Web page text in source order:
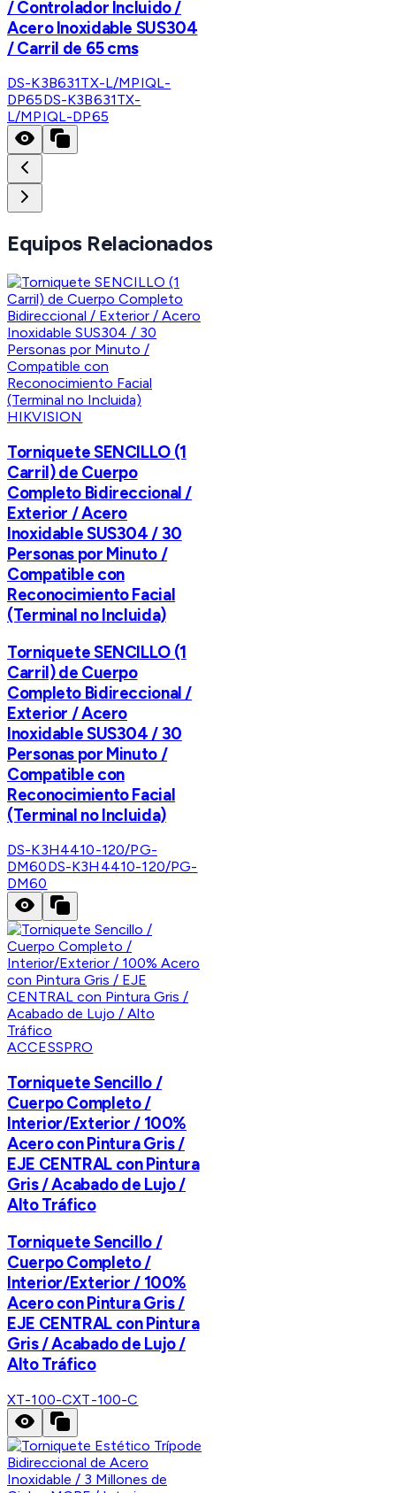
/ Controlador Incluido /
Acero Inoxidable SUS304
/ Carril de 65 cms
DS-K3B631TX-L/MPIQL-
DP65DS-K3B631TX-
L/MPIQL-DP65
Equipos Relacionados
HIKVISION
Torniquete SENCILLO (1
Carril) de Cuerpo
Completo Bidireccional /
Exterior / Acero
Inoxidable SUS304 / 30
Personas por Minuto /
Compatible con
Reconocimiento Facial
(Terminal no Incluida)
Torniquete SENCILLO (1
Carril) de Cuerpo
Completo Bidireccional /
Exterior / Acero
Inoxidable SUS304 / 30
Personas por Minuto /
Compatible con
Reconocimiento Facial
(Terminal no Incluida)
DS-K3H4410-120/PG-
DM60DS-K3H4410-120/PG-
DM60
ACCESSPRO
Torniquete Sencillo /
Cuerpo Completo /
Interior/Exterior / 100%
Acero con Pintura Gris /
EJE CENTRAL con Pintura
Gris / Acabado de Lujo /
Alto Tráfico
Torniquete Sencillo /
Cuerpo Completo /
Interior/Exterior / 100%
Acero con Pintura Gris /
EJE CENTRAL con Pintura
Gris / Acabado de Lujo /
Alto Tráfico
XT-100-CXT-100-C